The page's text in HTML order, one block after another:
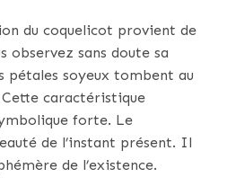
du coquelicot provient de
observez sans doute sa
pétales soyeux tombent au
caractéristique
forte. Le
de l’instant présent. Il
de l’existence.